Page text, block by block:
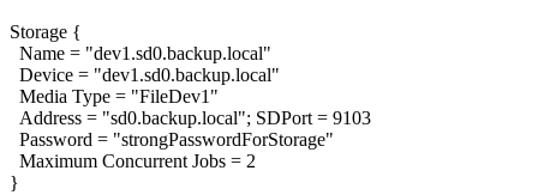
Storage {
Name = "dev1.sd0.backup.local"
Device = "dev1.sd0.backup.local"
Media Type = "FileDev1"
Address = "sd0.backup.local"; SDPort = 9103
Password = "strongPasswordForStorage"
Maximum Concurrent Jobs = 2
}